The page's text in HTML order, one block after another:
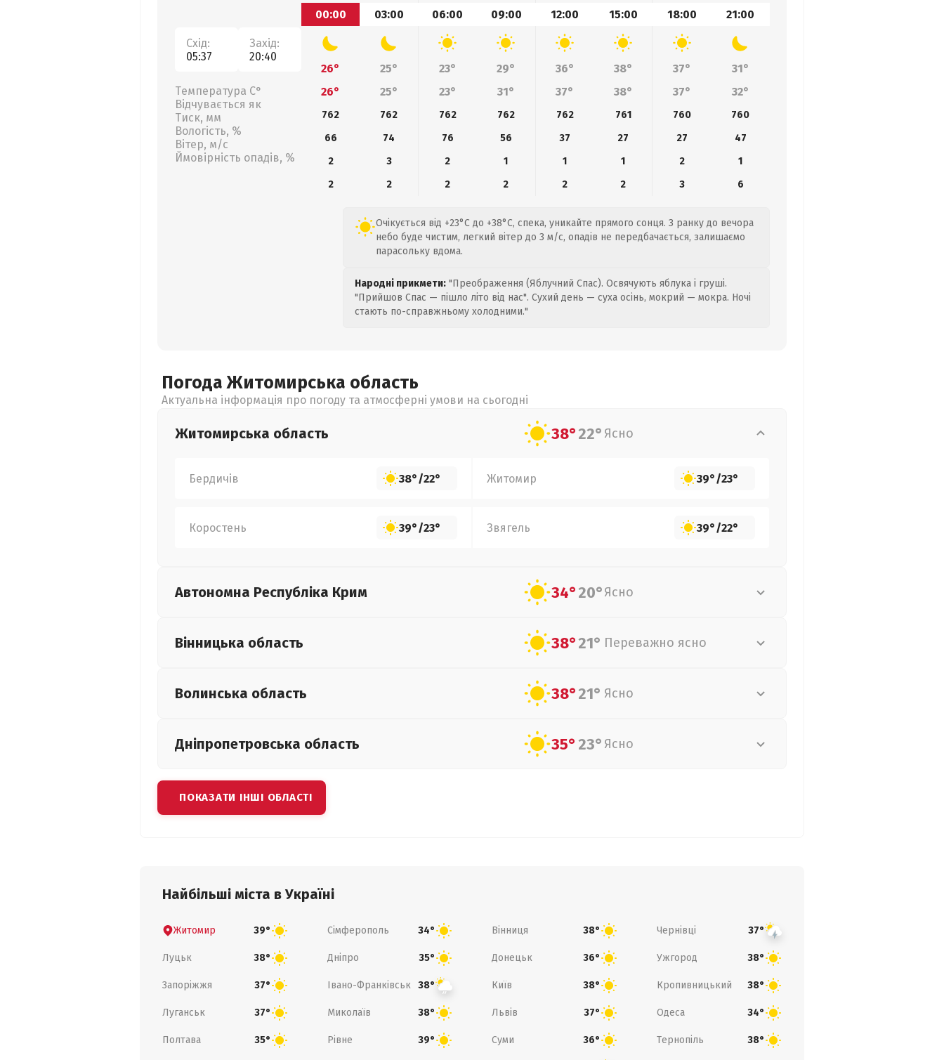
Схід:
05:37
Захід:
20:40
Температура С°
Відчувається як
Тиск, мм
Вологість, %
Вітер, м/с
Ймовірність опадів, %
00:00
03:00 06:00 09:00 12:00 15:00 18:00 21:00
26° 25° 23° 29° 36° 38° 37°
31°
26°
25° 23° 31° 37° 38° 37° 32°
762 762 762 762 762 761 760
760
66
74 76 56 37 27 27
47
2
3 2 1 1 1 2
1
2
2 2 2 2 2 3 6
Очікується від +23°C до +38°C, спека, уникайте прямого сонця. З ранку до вечора
небо буде чистим, легкий вітер до 3 м/с, опадів не передбачається, залишаємо
парасольку вдома.
Народні прикмети: "Преображення (Яблучний Спас). Освячують яблука і груші.
"Прийшов Спас — пішло літо від нас". Сухий день — суха осінь, мокрий — мокра. Ночі
стають по-справжньому холодними."
Погода Житомирська область
Актуальна інформація про погоду та атмосферні умови на сьогодні
Житомирська область 38°22° Ясно
Бердичів 38°/22° Житомир 39°/23°
Коростень 39°/23° Звягель 39°/22°
Автономна Республіка Крим 34°20°Ясно
Вінницька область 38°21° Переважно ясно
Волинська область 38°21° Ясно
Дніпропетровська область 35°23° Ясно
ПОКАЗАТИ ІНШІ ОБЛАСТІ
Найбільші міста в Україні
Житомир 39° Сімферополь 34° Вінниця 38° Чернівці 37°
Луцьк 38° Дніпро 35° Донецьк 36° Ужгород 38°
Запоріжжя 37° Івано-Франківськ 38° Київ 38° Кропивницький 38°
Луганськ 37° Миколаїв 38° Львів 37° Одеса 34°
Полтава 35° Рівне 39° Суми 36° Тернопіль 38°